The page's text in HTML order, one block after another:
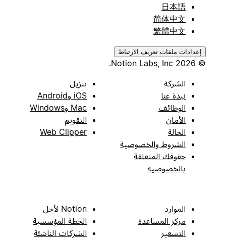
日本語
简体中文
繁體中文
إعدادات ملفات تعريف الارتباط
الشركة
نبذة عنا
الوظائف
الأمان
الحالة
الشروط والخصوصية
حقوقك المتعلقة
بالخصوصية
تنزيل
iOS وAndroid
Mac وWindows
التقويم
Web Clipper
الموارد
مركز المساعدة
التسعير
Notion لأجل
الخطة المؤسسية
الشركات الناشئة